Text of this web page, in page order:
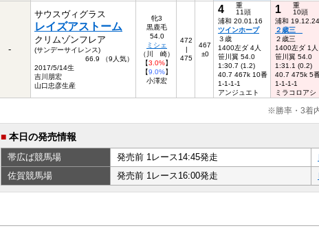
-
サウスヴィグラス
レイズアストーム
クリムゾンフレア
(サンデーサイレンス)
66.9 （9人気）
2017/5/14生
吉川朋宏
山口忠彦生産
牝3
黒鹿毛
54.0
ミシェ
（川 崎）
【3.0%】
【9.0%】
小澤宏
472
|
475
467
±0
4
重
11頭
浦和 20.01.16
ツインホープ
３歳
1400左ダ 4人
笹川翼 54.0
1:30.7 (1.2)
40.7 467k 10番
1-1-1-1
アンジュエト
1
重
10頭
浦和 19.12.24
２歳三
２歳三
1400左ダ 1人
笹川翼 54.0
1:31.1 (0.2)
40.7 475k 5
1-1-1-1
ミラコロアシ
※勝率・3着
■ 本日の発売情報
帯広ば競馬場 発売前 1レース14:45発走
佐賀競馬場 発売前 1レース16:00発走